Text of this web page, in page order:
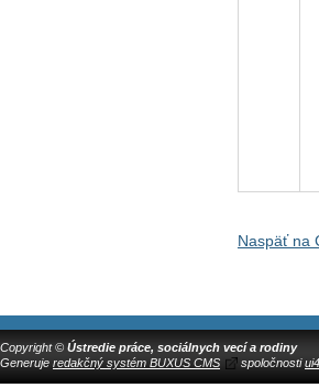
Naspäť na
Copyright © Ústredie práce, sociálnych vecí a rodiny
Generuje redakčný systém BUXUS CMS spoločnosti